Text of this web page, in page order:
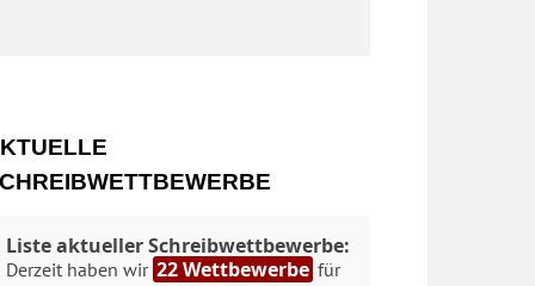
Liste aktueller Schreibwettbewerbe:
Derzeit haben wir 22 Wettbewerbe für